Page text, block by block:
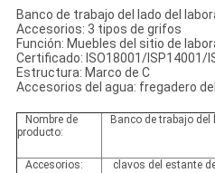
Banco de trabajo del lado del
Accesorios: 3 tipos de grifos
Función: Muebles del sitio de
Certificado: ISO18001/ISP14001/
Estructura: Marco de C
Accesorios del agua: fregadero
Nombre de
producto:
Banco de trabajo del
Accesorios: clavos del estante